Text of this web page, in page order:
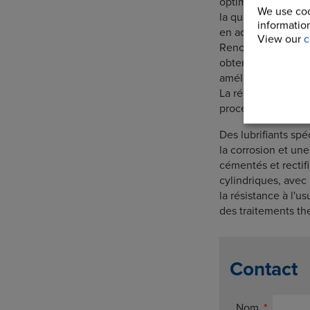
We use
View our
la qualité des
en adaptant
Renold a été
obtenir des trous
améliore la
La résistance à la
procédés de
Des lubrifiants
la corrosion et
cémentés et
cylindriques,
la résistance à
des traitements
Contact